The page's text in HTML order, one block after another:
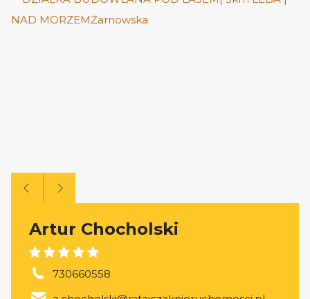
Artur Chocholski
730660558